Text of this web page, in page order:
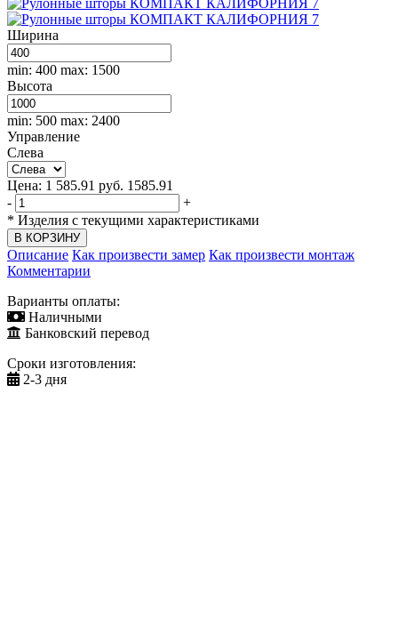
Ширина
min: 400 max: 1500
Высота
min: 500 max: 2400
Управление
Слева
Цена: 1 585.91 руб. 1585.91
-
+
* Изделия с текущими характеристиками
Описание Как произвести замер Как произвести монтаж
Комментарии
Варианты оплаты:
Наличными
Банковский перевод
Сроки изготовления:
2-3 дня